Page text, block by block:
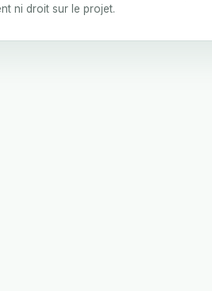
ni droit sur le projet.